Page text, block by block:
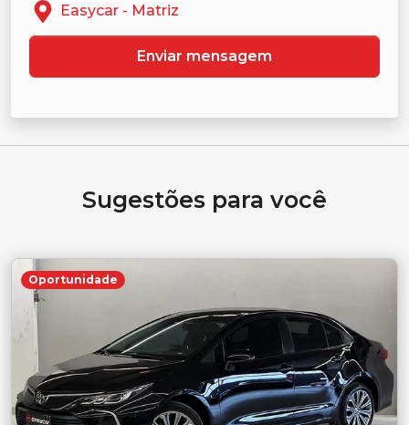
Easycar - Matriz
Enviar mensagem
Sugestões para você
Oportunidade